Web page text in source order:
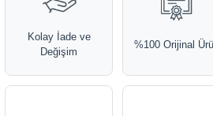
Kolay İade ve
Değişim
%100 Orijinal